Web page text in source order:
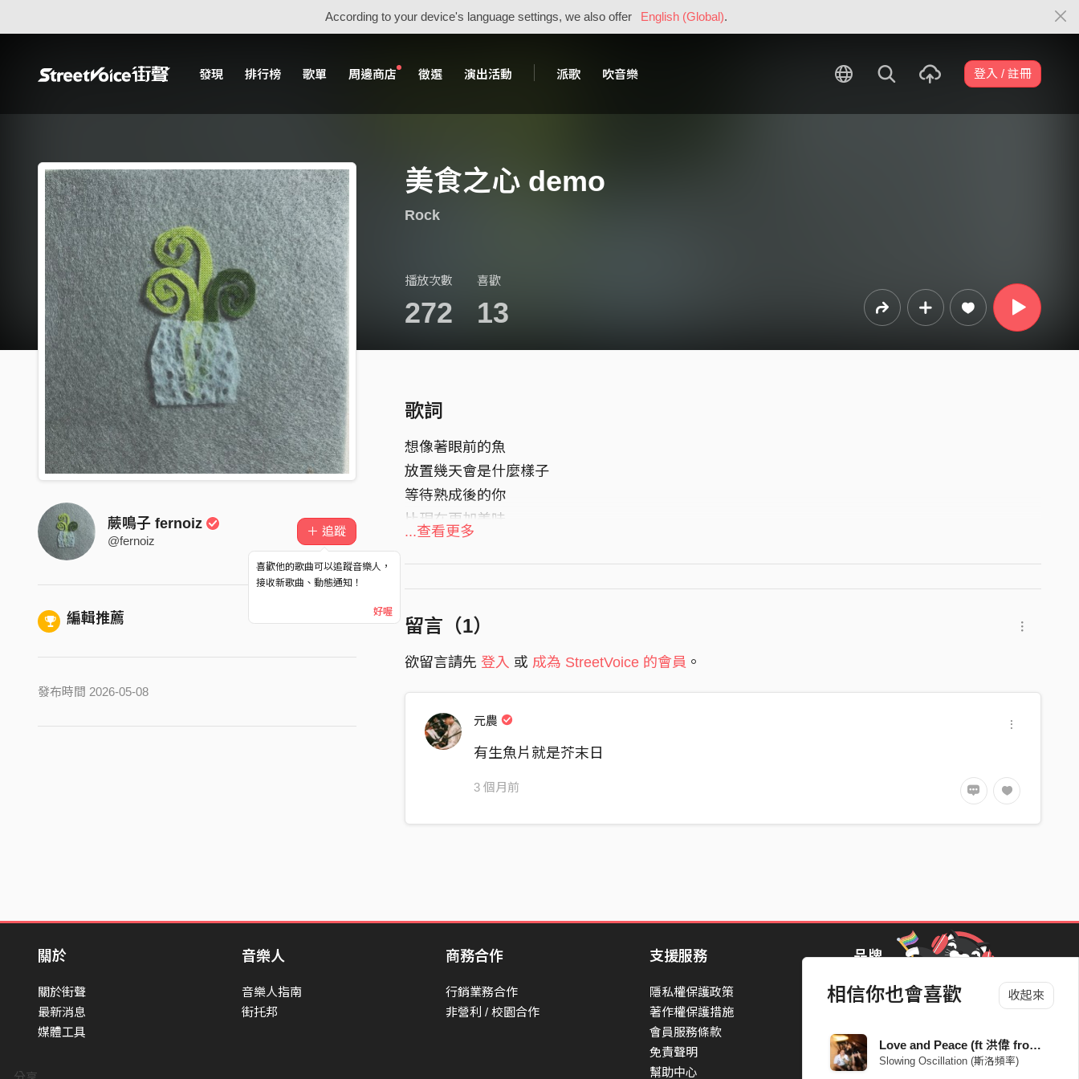
According to your device's language settings, we also offer English (Global).
發現 排行榜 歌單 周邊商店 徵選 演出活動 派歌 吹音樂 登入 / 註冊
相信你也會喜歡 收起來
Love and Peace (ft 洪偉 from Chillsome 秋山) [Nu Metal Remix]
Slowing Oscillation (斯洛頻率)
美食之心 demo
Rock
播放次數
272
喜歡
13
蕨鳴子 fernoiz
@fernoiz
＋ 追蹤
喜歡他的歌曲可以追蹤音樂人，
接收新歌曲、動態通知！
好喔
編輯推薦
發布時間 2026-05-08
歌詞
想像著眼前的魚
放置幾天會是什麼樣子
等待熟成後的你
比現在更加美味
這麽回事
末日來臨的那天
但我只想要知道、想要了解
美食有沒有極限
想到還沒有吃過的生魚片
不同食材搭配就像音樂
人與人熟悉信任和了解
才是結構的關鍵
平凡的日常滿是滋味
沒嘗過的舌頭無法體會
...查看更多
留言（1）
欲留言請先 登入 或 成為 StreetVoice 的會員 。
元農
有生魚片就是芥末日
3 個月前
關於
關於街聲
最新消息
媒體工具
音樂人
音樂人指南
街托邦
商務合作
行銷業務合作
非營利 / 校園合作
支援服務
隱私權保護政策
著作權保護措施
會員服務條款
免責聲明
幫助中心
品牌
StreetVoice Awards 街聲音樂獎
Blow 吹音樂
Packer 派歌
SimpleLife 簡單生活節